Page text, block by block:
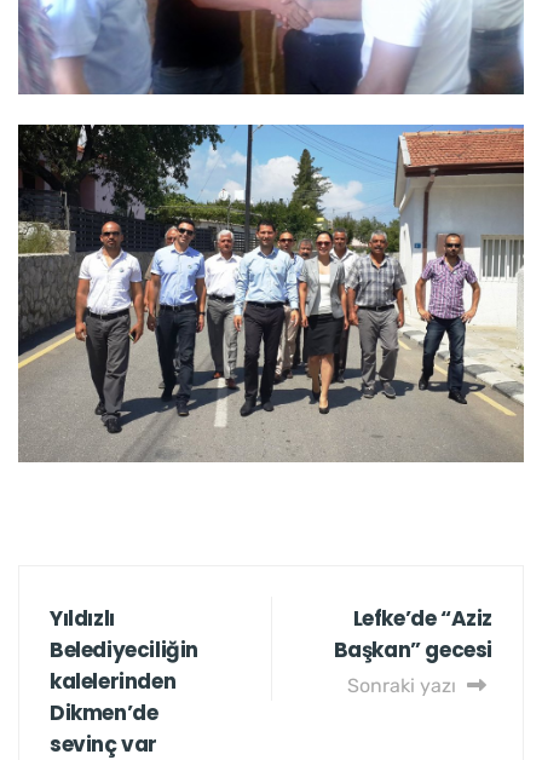
Yıldızlı
Belediyeciliğin
kalelerinden
Dikmen’de
sevinç var
Lefke’de “Aziz
Başkan” gecesi
Sonraki yazı